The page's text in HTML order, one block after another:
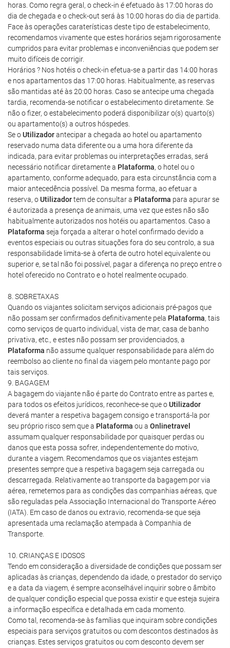
horas. Como regra geral, o check-in é efetuado às 17:00 horas do
dia de chegada e o check-out será às 10:00 horas do dia de partida.
Face às operações caraterísticas deste tipo de estabelecimento,
recomendamos vivamente que estes horários sejam rigorosamente
cumpridos para evitar problemas e inconveniências que podem ser
muito difíceis de corrigir.
Horários ? Nos hotéis o check-in efetua-se a partir das 14:00 horas
e nos apartamentos das 17:00 horas. Habitualmente, as reservas
são mantidas até às 20:00 horas. Caso se antecipe uma chegada
tardia, recomenda-se notificar o estabelecimento diretamente. Se
não o fizer, o estabelecimento poderá disponibilizar o(s) quarto(s)
ou apartamento(s) a outros hóspedes.
Se oUtilizadorantecipar a chegada ao hotel ou apartamento
reservado numa data diferente ou a uma hora diferente da
indicada, para evitar problemas ou interpretações erradas, será
necessário notificar diretamente a Plataforma, o hotel ou o
apartamento, conforme adequado, para esta circunstância com a
maior antecedência possível. Da mesma forma, ao efetuar a
reserva, oUtilizadortem de consultar a Plataforma para apurar se
é autorizada a presença de animais, uma vez que estes não são
habitualmente autorizados nos hotéis ou apartamentos. Caso a
Plataforma seja forçada a alterar o hotel confirmado devido a
eventos especiais ou outras situações fora do seu controlo, a sua
responsabilidade limita-se à oferta de outro hotel equivalente ou
superior e, se tal não foi possível, pagar a diferença no preço entre o
hotel oferecido no Contrato e o hotel realmente ocupado.
8. SOBRETAXAS
Quando os viajantes solicitam serviços adicionais pré-pagos que
não possam ser confirmados definitivamente pela Plataforma, tais
como serviços de quarto individual, vista de mar, casa de banho
privativa, etc., e estes não possam ser providenciados, a
Plataforma não assume qualquer responsabilidade para além do
reembolso ao cliente no final da viagem pelo montante pago por
tais serviços.
9. BAGAGEM
A bagagem do viajante não é parte do Contrato entre as partes e,
para todos os efeitos jurídicos, reconhece-se que oUtilizador
deverá manter a respetiva bagagem consigo e transportá-la por
seu próprio risco sem que a Plataforma ou a Onlinetravel
assumam qualquer responsabilidade por quaisquer perdas ou
danos que esta possa sofrer, independentemente do motivo,
durante a viagem. Recomendamos que os viajantes estejam
presentes sempre que a respetiva bagagem seja carregada ou
descarregada. Relativamente ao transporte da bagagem por via
aérea, remetemos para as condições das companhias aéreas, que
são reguladas pela Associação Internacional do Transporte Aéreo
(IATA). Em caso de danos ou extravio, recomenda-se que seja
apresentada uma reclamação atempada à Companhia de
Transporte.
10. CRIANÇAS E IDOSOS
Tendo em consideração a diversidade de condições que possam ser
aplicadas às crianças, dependendo da idade, o prestador do serviço
e a data da viagem, é sempre aconselhável inquirir sobre o âmbito
de qualquer condição especial que possa existir e que esteja sujeira
a informação específica e detalhada em cada momento.
Como tal, recomenda-se às famílias que inquiram sobre condições
especiais para serviços gratuitos ou com descontos destinados às
crianças. Estes serviços gratuitos ou com desconto devem ser